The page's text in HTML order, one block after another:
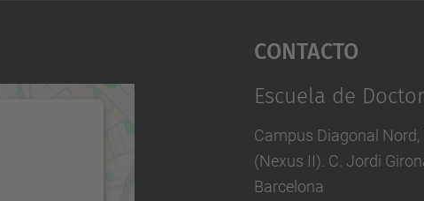
Contacto
Escuela de
Campus Diagonal Nord,
(Nexus II). C. Jordi
Barcelona